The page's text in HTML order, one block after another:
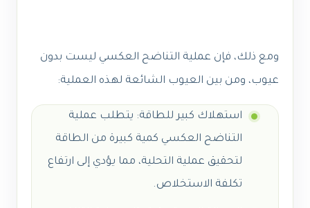
ومع ذلك، فإن عملية التناضح العكسي ليست بدون
عيوب، ومن بين العيوب الشائعة لهذه العملية:
استهلاك كبير للطاقة: يتطلب عملية
التناضح العكسي كمية كبيرة من الطاقة
لتحقيق عملية التحلية، مما يؤدي إلى ارتفاع
تكلفة الاستخلاص.